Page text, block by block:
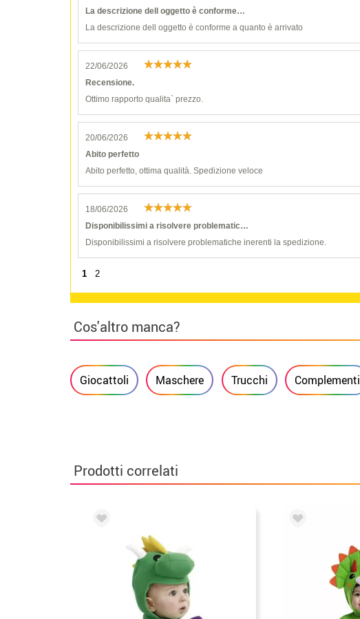
La descrizione dell oggetto è conforme…
La descrizione dell oggetto è conforme a quanto è arrivato
22/06/2026
Recensione.
Ottimo rapporto qualita` prezzo.
20/06/2026
Abito perfetto
Abito perfetto, ottima qualità. Spedizione veloce
18/06/2026
Disponibilissimi a risolvere problematic…
Disponibilissimi a risolvere problematiche inerenti la spedizione.
1 2
Cos'altro manca?
Giocattoli Maschere Trucchi Complementi
Prodotti correlati